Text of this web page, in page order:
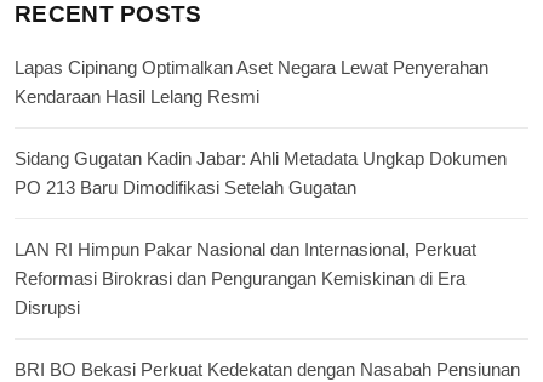
RECENT POSTS
Lapas Cipinang Optimalkan Aset Negara Lewat Penyerahan
Kendaraan Hasil Lelang Resmi
Sidang Gugatan Kadin Jabar: Ahli Metadata Ungkap Dokumen
PO 213 Baru Dimodifikasi Setelah Gugatan
LAN RI Himpun Pakar Nasional dan Internasional, Perkuat
Reformasi Birokrasi dan Pengurangan Kemiskinan di Era
Disrupsi
BRI BO Bekasi Perkuat Kedekatan dengan Nasabah Pensiunan